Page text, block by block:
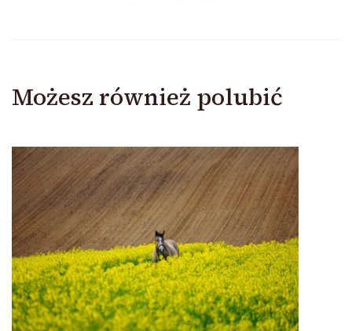
Możesz również polubić